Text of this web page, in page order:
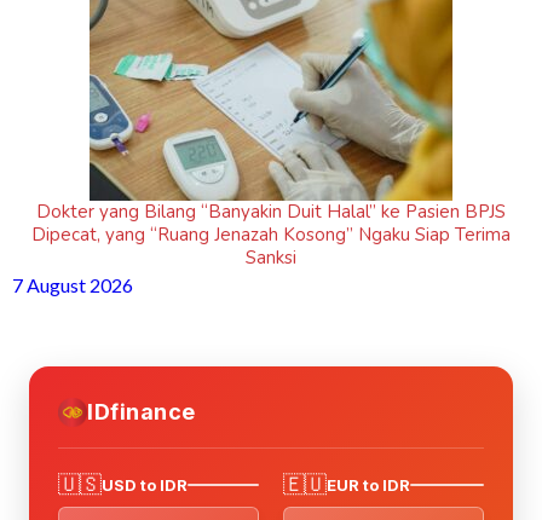
Dokter yang Bilang “Banyakin Duit Halal” ke Pasien BPJS
Dipecat, yang “Ruang Jenazah Kosong” Ngaku Siap Terima
Sanksi
7 August 2026
IDfinance
🇺🇸USD to IDR 🇪🇺EUR to IDR